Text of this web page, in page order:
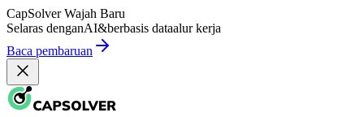
CapSolver Wajah Baru
Selaras denganAI&berbasis dataalur kerja
Baca pembaruan